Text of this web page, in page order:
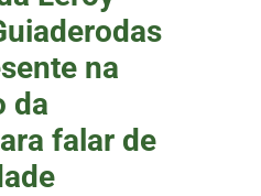
na
da
falar de